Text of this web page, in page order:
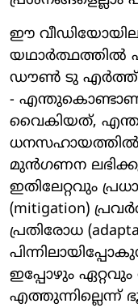
ഈ
യഥാർത്ഥത്തിൽ
ഡൗൺ ടു എർത്ത്
- എന്തുകൊണ്ടാണ്
വൈകിയത്,
ധനസഹായത്തിൽ
മുൻഗണന
ഇതിലേറ്റവും
(mitigation)
പ്രതിരോധ
ഇപ്പോഴും
എത്തുന്നില്ലെന്ന്